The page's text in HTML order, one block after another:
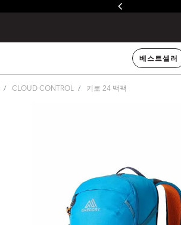
베스트셀러
CLOUD CONTROL 키로 24 백팩